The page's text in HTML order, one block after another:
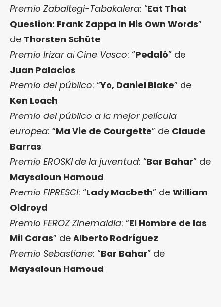
Premio Zabaltegi-Tabakalera: “Eat That
Question: Frank Zappa In His Own Words”
de Thorsten Schüte
Premio Irizar al Cine Vasco: “Pedaló” de
Juan Palacios
Premio del público: “Yo, Daniel Blake” de
Ken Loach
Premio del público a la mejor película
europea: “Ma Vie de Courgette” de Claude
Barras
Premio EROSKI de la juventud: “Bar Bahar” de
Maysaloun Hamoud
Premio FIPRESCI: “Lady Macbeth” de William
Oldroyd
Premio FEROZ Zinemaldia: “El Hombre de las
Mil Caras” de Alberto Rodríguez
Premio Sebastiane: “Bar Bahar” de
Maysaloun Hamoud